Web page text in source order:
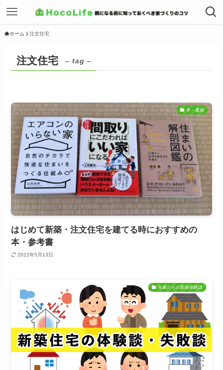
ホーム 注文住宅
注文住宅 – tag –
本・書籍
はじめて新築・注文住宅を建てる時におすすめの
本・参考書
2022年5月13日
先輩たちの新築体験談